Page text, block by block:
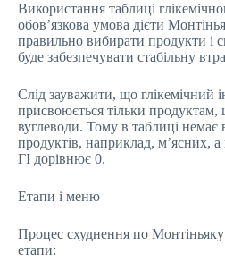
Використання таблиці
обов’язкова умова дієти
правильно вибирати продукти і
буде забезпечувати стабільну
Слід зауважити, що глікемічний
присвоюється тільки продуктам,
вуглеводи. Тому в таблиці немає
продуктів, наприклад, м’ясних, а
ГІ дорівнює 0.
Етапи і меню
Процес схуднення по Монтіньяку
етапи: